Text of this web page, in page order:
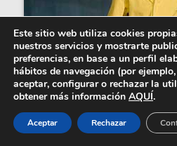
Dior Cruise 2027:
Hollywood en...
Este sitio web utiliza cookies
nuestros servicios y mostrarte
preferencias, en base a un perfil
hábitos de navegación (por
aceptar, configurar o rechazar la
obtener más información AQUÍ.
Aceptar Rechazar